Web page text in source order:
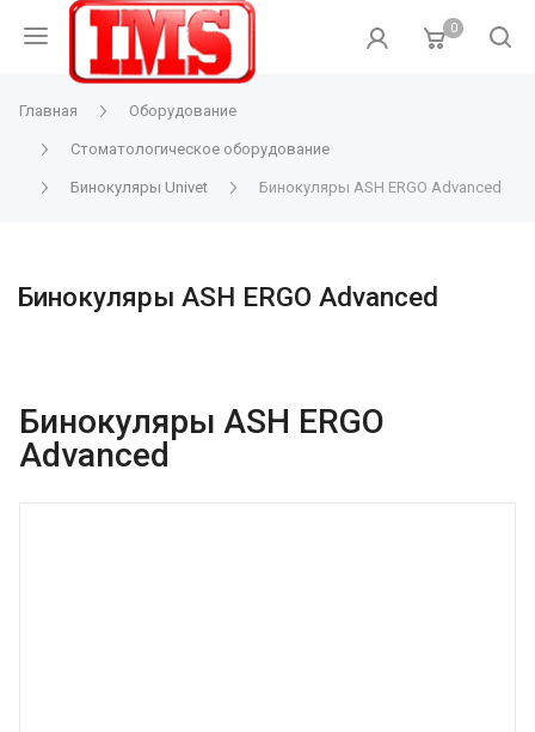
0
Главная Оборудование
Стоматологическое оборудование
Бинокуляры Univet Бинокуляры ASH ERGO Advanced
Бинокуляры ASH ERGO Advanced
Бинокуляры ASH ERGO
Advanced